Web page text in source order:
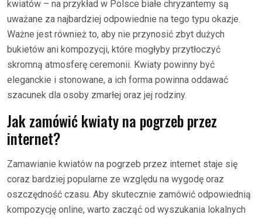
kwiatów – na przykład w Polsce białe chryzantemy są
uważane za najbardziej odpowiednie na tego typu okazje.
Ważne jest również to, aby nie przynosić zbyt dużych
bukietów ani kompozycji, które mogłyby przytłoczyć
skromną atmosferę ceremonii. Kwiaty powinny być
eleganckie i stonowane, a ich forma powinna oddawać
szacunek dla osoby zmarłej oraz jej rodziny.
Jak zamówić kwiaty na pogrzeb przez
internet?
Zamawianie kwiatów na pogrzeb przez internet staje się
coraz bardziej popularne ze względu na wygodę oraz
oszczędność czasu. Aby skutecznie zamówić odpowiednią
kompozycję online, warto zacząć od wyszukania lokalnych